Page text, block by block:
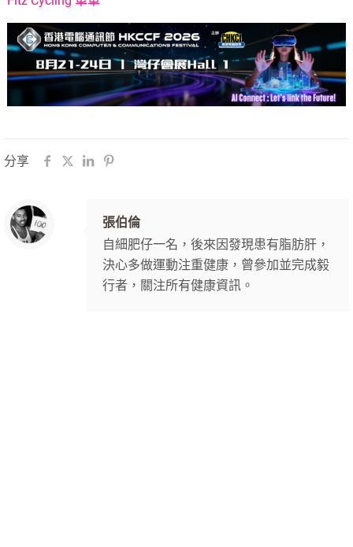
分享
張伯倫
自細肥仔一名，後來因發現患有脂肪肝，
決心多做運動注重健康，曾參加並完成毅
行者，關注所有健康資訊。